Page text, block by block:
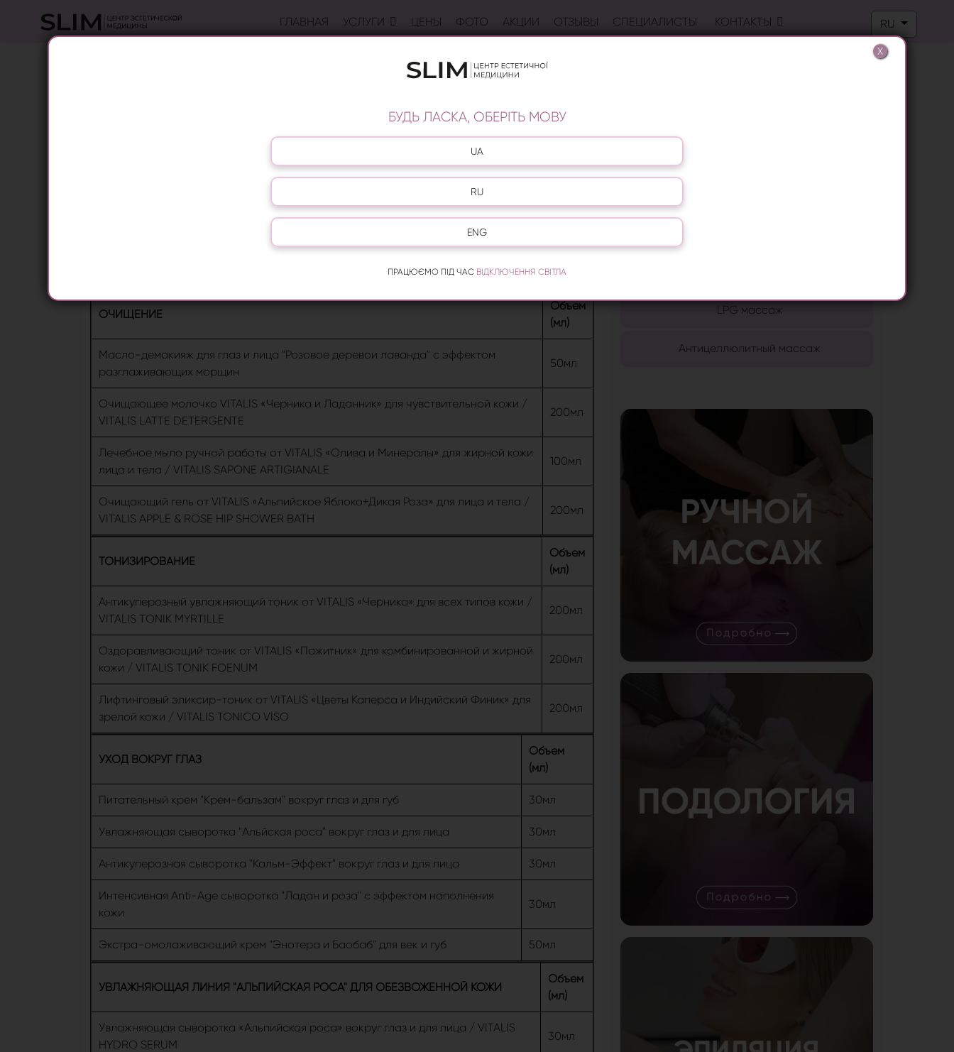
ГЛАВНАЯ УСЛУГИ ЦЕНЫ ФОТО АКЦИИ ОТЗЫВЫ СПЕЦИАЛИСТЫ КОНТАКТЫ Выберите язык
RU
ПРОФЕССИОНАЛЬНАЯ КОСМЕТИКА VITALIS (ИТАЛИЯ)
чистых плантациях всего мира: аргановое масло из Марокко, розовое дерево из Бразилии,
иланг-иланг с Мадагаскара, розмарин из Туниса, лаванда из Франции, кедр из Сибири, гранат
из Европы, ладан из Индии, опунция из Италии, голубая ромашка из Германии.
Косметика Vitalis помогают эффективно решать проблемы увядающей кожи любого типа.
» интенсивно омолаживает, нормализует функции кожи соответственно ее типу,
надежно защищает от неблагоприятного воздействия окружающей среды.
ОЧИЩЕНИЕ
Объем
(мл)
Масло-демакияж для глаз и лица "Розовое деревои лаванда" с эффектом
разглаживающих морщин
50мл
Очищающее молочко VITALIS «Черника и Ладанник» для чувствительной кожи /
VITALIS LATTE DETERGENTE
200мл
Лечебное мыло ручной работы от VITALIS «Олива и Минералы» для жирной кожи
лица и тела / VITALIS SAPONE ARTIGIANALE
100мл
Очищающий гель от VITALIS «Альпийское Яблоко+Дикая Роза» для лица и тела /
VITALIS APPLE & ROSE HIP SHOWER BATH
200мл
ТОНИЗИРОВАНИЕ
Объем
(мл)
Антикуперозный увлажняющий тоник от VITALIS «Черника» для всех типов кожи /
VITALIS ТONIK MYRTILLE
200мл
Оздоравливающий тоник от VITALIS «Пажитник» для комбинированной и жирной
кожи / VITALIS ТONIK FOENUM
200мл
Лифтинговый эликсир-тоник от VITALIS «Цветы Каперса и Индийский Финик» для
зрелой кожи / VITALIS TONICO VISO
200мл
УХОД ВОКРУГ ГЛАЗ
Объем
(мл)
Питательный крем "Крем-бальзам" вокруг глаз и для губ 30мл
Увлажняющая сыворотка "Альйская роса" вокруг глаз и для лица 30мл
Антикуперозная сыворотка "Кальм-Эффект" вокруг глаз и для лица 30мл
Интенсивная Anti-Age сыворотка "Ладан и роза" с эффектом наполнения
кожи
30мл
Экстра-омолаживающий крем "Энотера и Баобаб" для век и губ 50мл
УВЛАЖНЯЮЩАЯ ЛИНИЯ "АЛЬПИЙСКАЯ РОСА" ДЛЯ ОБЕЗВОЖЕННОЙ КОЖИ
Объем
(мл)
Увлажняющая сыворотка «Альпийская роса» вокруг глаз и для лица / VITALIS
НYDRO SERUM
30мл
LPG массаж
Антицеллюлитный массаж
БУДЬ ЛАСКА, ОБЕРІТЬ МОВУ
UA
RU
ENG
ПРАЦЮЄМО ПІД ЧАС ВІДКЛЮЧЕННЯ СВІТЛА
X